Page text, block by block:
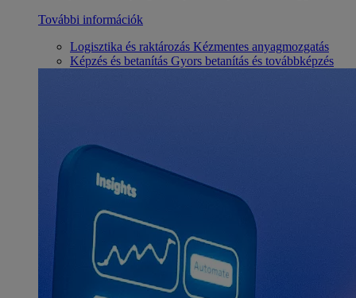
További információk
Logisztika és raktározás Kézmentes anyagmozgatás
Képzés és betanítás Gyors betanítás és továbbképzés